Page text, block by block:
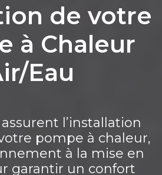
de votre
à Chaleur
Eau
l’installation
pompe à chaleur,
à la mise en
garantir un confort